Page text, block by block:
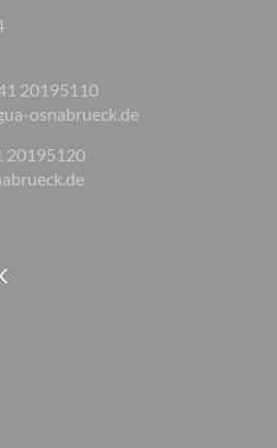
20195110
osnabrueck.de
20195120